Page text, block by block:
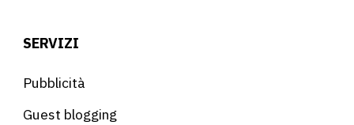
SERVIZI
Pubblicità
Guest blogging